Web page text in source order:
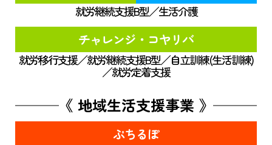
就労継続支援B型／生活介護
チャレンジ・コヤリバ
就労移行支援／就労継続支援B型／自立訓練(生活訓練)
／就労定着支援
《 地域生活支援事業 》
ぷちるぽ